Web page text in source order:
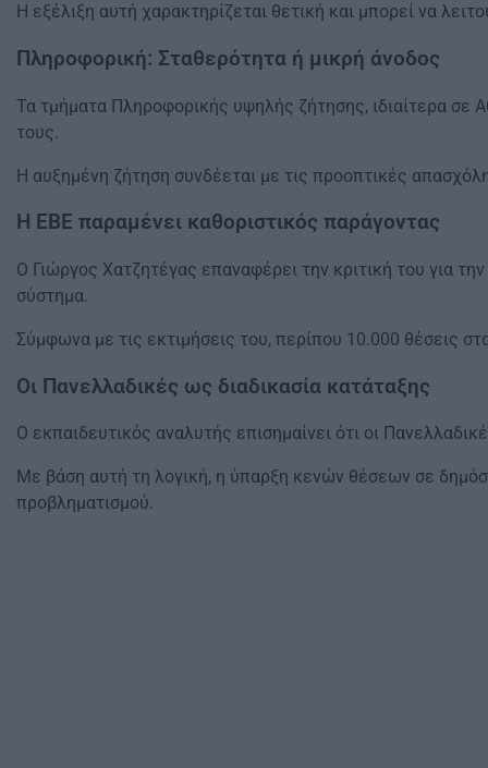
Η εξέλιξη αυτή χαρακτηρίζεται θετική και μπορεί να
Πληροφορική: Σταθερότητα ή μικρή άνοδος
Τα τμήματα Πληροφορικής υψηλής ζήτησης, ιδιαίτερα σε
τους.
Η αυξημένη ζήτηση συνδέεται με τις προοπτικές
Η ΕΒΕ παραμένει καθοριστικός παράγοντας
Ο Γιώργος Χατζητέγας επαναφέρει την κριτική του για
σύστημα.
Σύμφωνα με τις εκτιμήσεις του, περίπου 10.000 θέσεις
Οι Πανελλαδικές ως διαδικασία κατάταξης
Ο εκπαιδευτικός αναλυτής επισημαίνει ότι οι
Με βάση αυτή τη λογική, η ύπαρξη κενών θέσεων σε
προβληματισμού.